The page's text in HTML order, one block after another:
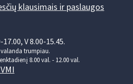
klausimais ir paslaugos
V 8.00-15.45.
trumpiau.
8.00 val. - 12.00 val.